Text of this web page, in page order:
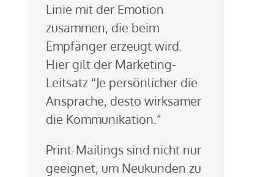
Linie mit der Emotion
zusammen, die beim
Empfänger erzeugt wird.
Hier gilt der Marketing-
Leitsatz “Je persönlicher die
Ansprache, desto wirksamer
die Kommunikation.”
Print-Mailings sind nicht nur
geeignet, um Neukunden zu